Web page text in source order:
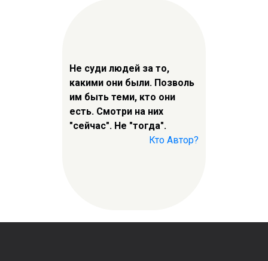
Не суди людей за то,
какими они были. Позволь
им быть теми, кто они
есть. Смотри на них
"сейчас". Не "тогда".
Кто Автор?